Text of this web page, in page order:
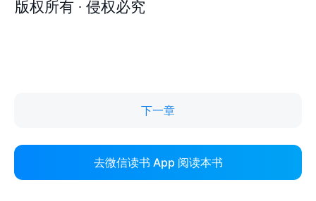
下一章
去微信读书 App 阅读本书